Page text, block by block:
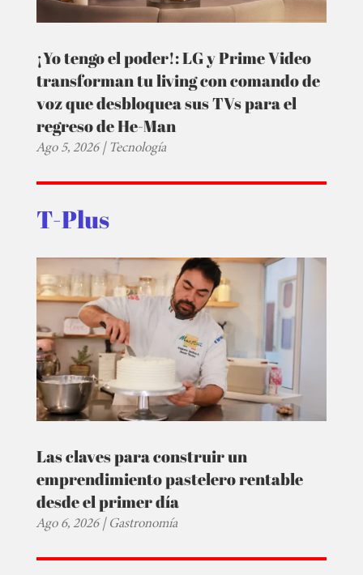
¡Yo tengo el poder!: LG y Prime Video
transforman tu living con comando de
voz que desbloquea sus TVs para el
regreso de He-Man
Ago 5, 2026|Tecnología
T-Plus
Las claves para construir un
emprendimiento pastelero rentable
desde el primer día
Ago 6, 2026|Gastronomía